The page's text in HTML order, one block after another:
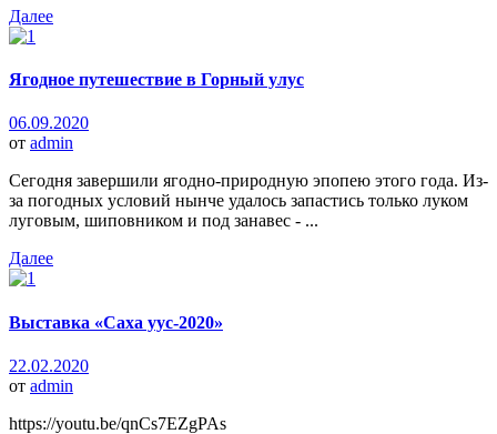
Далее
Ягодное путешествие в Горный улус
06.09.2020
от admin
Сегодня завершили ягодно-природную эпопею этого года. Из-
за погодных условий нынче удалось запастись только луком
луговым, шиповником и под занавес - ...
Далее
Выставка «Саха уус-2020»
22.02.2020
от admin
https://youtu.be/qnCs7EZgPAs